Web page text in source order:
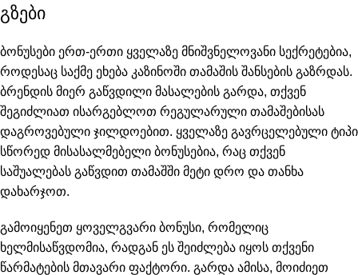
გზები
ბონუსები ერთ-ერთი ყველაზე მნიშვნელოვანი სექრეტებია,
როდესაც საქმე ეხება კაზინოში თამაშის შანსების გაზრდას.
ბრენდის მიერ გაწვდილი მასალების გარდა, თქვენ
შეგიძლიათ ისარგებლოთ რეგულარული თამაშებისას
დაგროვებული ჯილდოებით. ყველაზე გავრცელებული ტიპი
სწორედ მისასალმებელი ბონუსებია, რაც თქვენ
საშუალებას გაწვდით თამაშში მეტი დრო და თანხა
დახარჯოთ.
გამოიყენეთ ყოველგვარი ბონუსი, რომელიც
ხელმისაწვდომია, რადგან ეს შეიძლება იყოს თქვენი
წარმატების მთავარი ფაქტორი. გარდა ამისა, მოიძიეთ